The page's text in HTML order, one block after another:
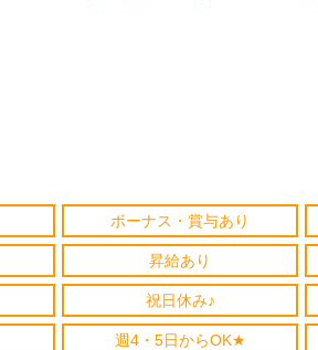
ボーナス・賞与あり
昇給あり
祝日休み♪
週4・5日からOK★